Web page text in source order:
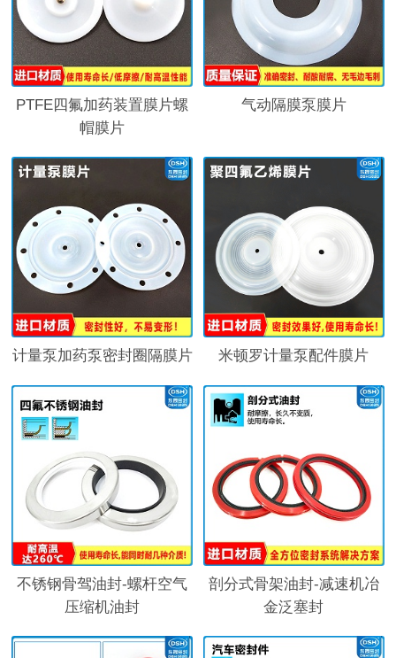
PTFE四氟加药装置膜片螺
帽膜片
气动隔膜泵膜片
计量泵加药泵密封圈隔膜片 米顿罗计量泵配件膜片
不锈钢骨驾油封-螺杆空气
压缩机油封
剖分式骨架油封-减速机冶
金泛塞封